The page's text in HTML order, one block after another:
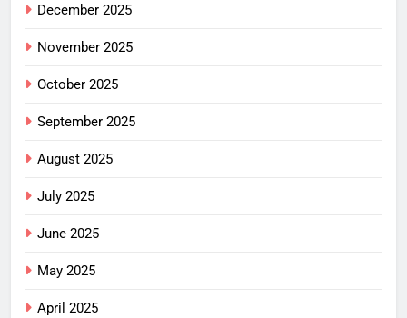
December 2025
November 2025
October 2025
September 2025
August 2025
July 2025
June 2025
May 2025
April 2025